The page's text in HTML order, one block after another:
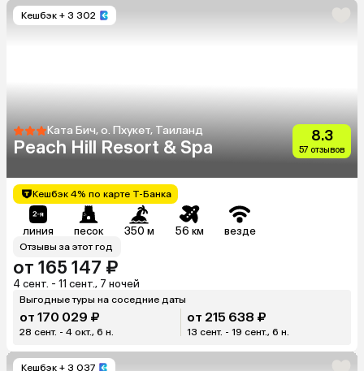
Кешбэк + 3 302
Ката Бич, о. Пхукет, Таиланд
Peach Hill Resort & Spa
8.3
57 отзывов
Кешбэк 4% по карте Т-Банка
линия песок 350 м 56 км везде
Отзывы за этот год
от 165 147 ₽
4 сент. - 11 сент., 7 ночей
Выгодные туры на соседние даты
от 170 029 ₽
28 сент. - 4 окт., 6 н.
от 215 638 ₽
13 сент. - 19 сент., 6 н.
Кешбэк + 3 037